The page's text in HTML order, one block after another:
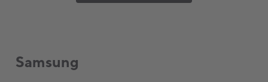
Samsung